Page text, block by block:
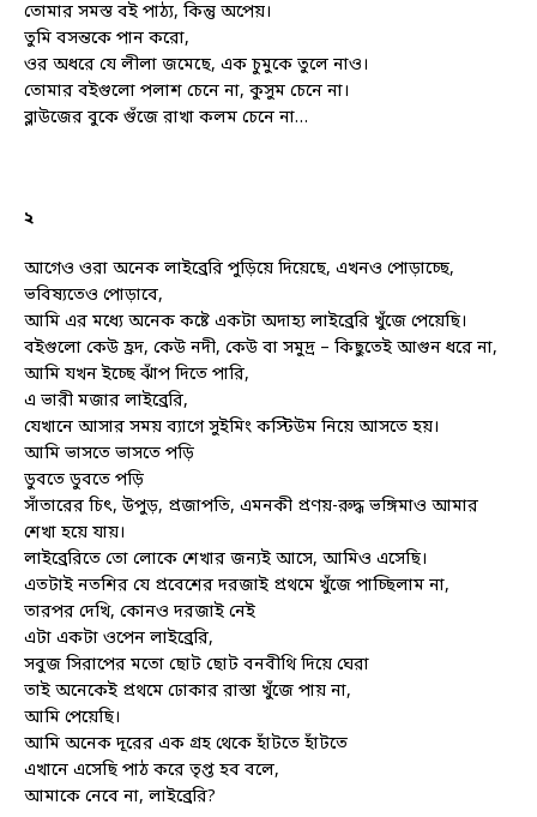
তোমার সমস্ত বই পাঠ্য, কিন্তু অপেয়।
তুমি বসন্তকে পান করো,
ওর অধরে যে লীলা জমেছে, এক চুমুকে তুলে নাও।
তোমার বইগুলো পলাশ চেনে না, কুসুম চেনে না।
ব্লাউজের বুকে গুঁজে রাখা কলম চেনে না…
২
আগেও ওরা অনেক লাইব্রেরি পুড়িয়ে দিয়েছে, এখনও পোড়াচ্ছে,
ভবিষ্যতেও পোড়াবে,
আমি এর মধ্যে অনেক কষ্টে একটা অদাহ্য লাইব্রেরি খুঁজে পেয়েছি।
বইগুলো কেউ হ্রদ, কেউ নদী, কেউ বা সমুদ্র – কিছুতেই আগুন ধরে না,
আমি যখন ইচ্ছে ঝাঁপ দিতে পারি,
এ ভারী মজার লাইব্রেরি,
যেখানে আসার সময় ব্যাগে সুইমিং কস্টিউম নিয়ে আসতে হয়।
আমি ভাসতে ভাসতে পড়ি
ডুবতে ডুবতে পড়ি
সাঁতারের চিৎ, উপুড়, প্রজাপতি, এমনকী প্রণয়-রুদ্ধ ভঙ্গিমাও আমার
শেখা হয়ে যায়।
লাইব্রেরিতে তো লোকে শেখার জন্যই আসে, আমিও এসেছি।
এতটাই নতশির যে প্রবেশের দরজাই প্রথমে খুঁজে পাচ্ছিলাম না,
তারপর দেখি, কোনও দরজাই নেই
এটা একটা ওপেন লাইব্রেরি,
সবুজ সিরাপের মতো ছোট ছোট বনবীথি দিয়ে ঘেরা
তাই অনেকেই প্রথমে ঢোকার রাস্তা খুঁজে পায় না,
আমি পেয়েছি।
আমি অনেক দূরের এক গ্রহ থেকে হাঁটতে হাঁটতে
এখানে এসেছি পাঠ করে তৃপ্ত হব বলে,
আমাকে নেবে না, লাইব্রেরি?